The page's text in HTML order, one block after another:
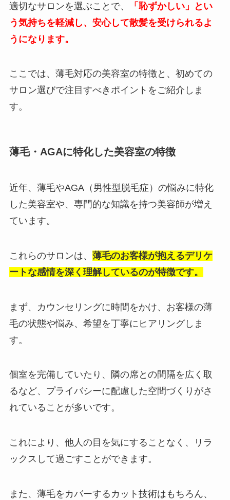
適切なサロンを選ぶことで、
「恥ずかしい」とい
う気持ちを軽減し、安心して散髪を受けられるよ
うになります。
ここでは、薄毛対応の美容室の特徴と、初めての
サロン選びで注目すべきポイントをご紹介しま
す。
薄毛・AGAに特化した美容室の特徴
近年、薄毛やAGA（男性型脱毛症）の悩みに特化
した美容室や、専門的な知識を持つ美容師が増え
ています。
これらのサロンは、 薄毛のお客様が抱えるデリケ
ートな感情を深く理解しているのが特徴です。
まず、カウンセリングに時間をかけ、お客様の薄
毛の状態や悩み、希望を丁寧にヒアリングしま
す。
個室を完備していたり、隣の席との間隔を広く取
るなど、プライバシーに配慮した空間づくりがさ
れていることが多いです。
これにより、他人の目を気にすることなく、リラ
ックスして過ごすことができます。
また、薄毛をカバーするカット技術はもちろん、